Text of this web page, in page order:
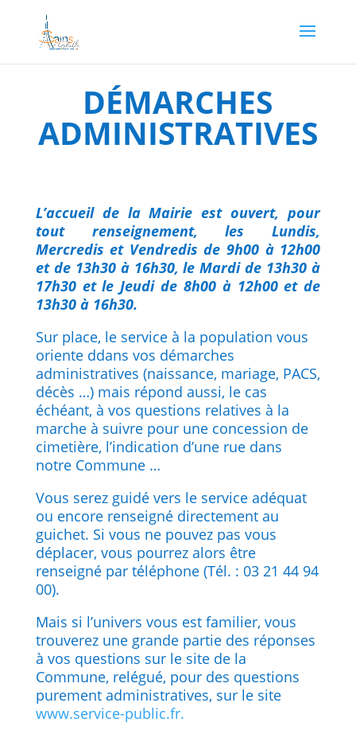
DÉMARCHES
ADMINISTRATIVES
L’accueil de la Mairie est ouvert, pour
tout renseignement, les Lundis,
Mercredis et Vendredis de 9h00 à 12h00
et de 13h30 à 16h30, le Mardi de 13h30 à
17h30 et le Jeudi de 8h00 à 12h00 et de
13h30 à 16h30.
Sur place, le service à la population vous
oriente ddans vos démarches
administratives (naissance, mariage, PACS,
décès …) mais répond aussi, le cas
échéant, à vos questions relatives à la
marche à suivre pour une concession de
cimetière, l’indication d’une rue dans
notre Commune …
Vous serez guidé vers le service adéquat
ou encore renseigné directement au
guichet. Si vous ne pouvez pas vous
déplacer, vous pourrez alors être
renseigné par téléphone (Tél. : 03 21 44 94
00).
Mais si l’univers vous est familier, vous
trouverez une grande partie des réponses
à vos questions sur le site de la
Commune, relégué, pour des questions
purement administratives, sur le site
www.service-public.fr.